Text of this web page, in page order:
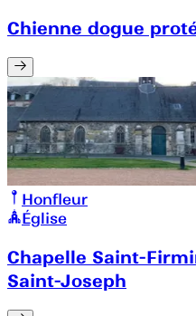
Chienne dogue
Honfleur
Église
Chapelle Saint-
Saint-Joseph